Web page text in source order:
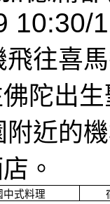
10:30/
飛往喜
陀出
附近的
。
中式料理